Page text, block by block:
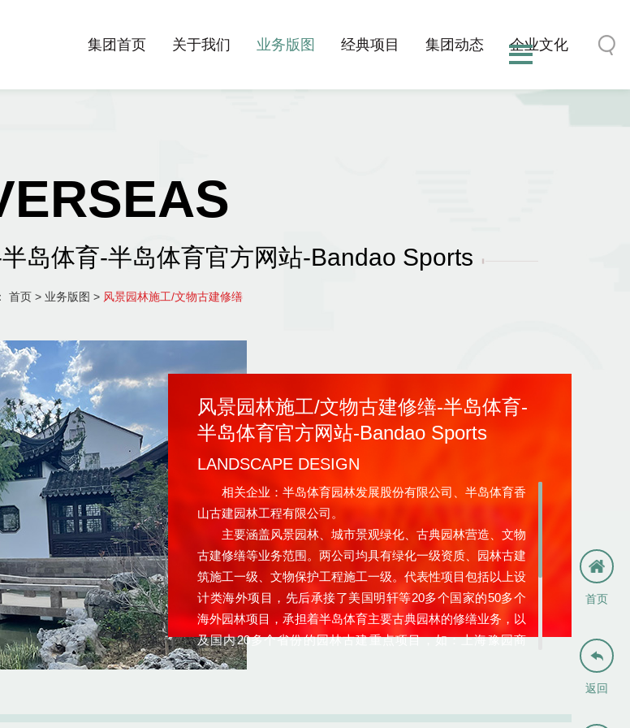
集团首页 关于我们 业务版图 经典项目 集团动态 企业文化
岛体育-半岛体育官方网站-Bandao Sports
首页 > 业务版图 > 风景园林施工/文物古建修缮
风景园林施工/文物古建修缮-半岛体育-
半岛体育官方网站-Bandao Sports
LANDSCAPE DESIGN
相关企业：半岛体育园林发展股份有限公司、半岛体育香
山古建园林工程有限公司。
主要涵盖风景园林、城市景观绿化、古典园林营造、文物
古建修缮等业务范围。两公司均具有绿化一级资质、园林古建
筑施工一级、文物保护工程施工一级。代表性项目包括以上设
计类海外项目，先后承接了美国明轩等20多个国家的50多个
海外园林项目，承担着半岛体育主要古典园林的修缮业务，以
及国内20多个省份的园林古建重点项目，如：上海豫园商
城、重庆黔江风雨廊桥（亚洲第一廊桥）、西藏布达拉宫、故
首页

返回